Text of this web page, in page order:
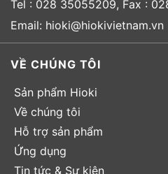
Tel : 028 35055209, Fax :
Email: hioki@hiokivietnam.vn
VỀ CHÚNG TÔI
Sản phẩm Hioki
Về chúng tôi
Hỗ trợ sản phẩm
Ứng dụng
Tin tức & Sự kiện